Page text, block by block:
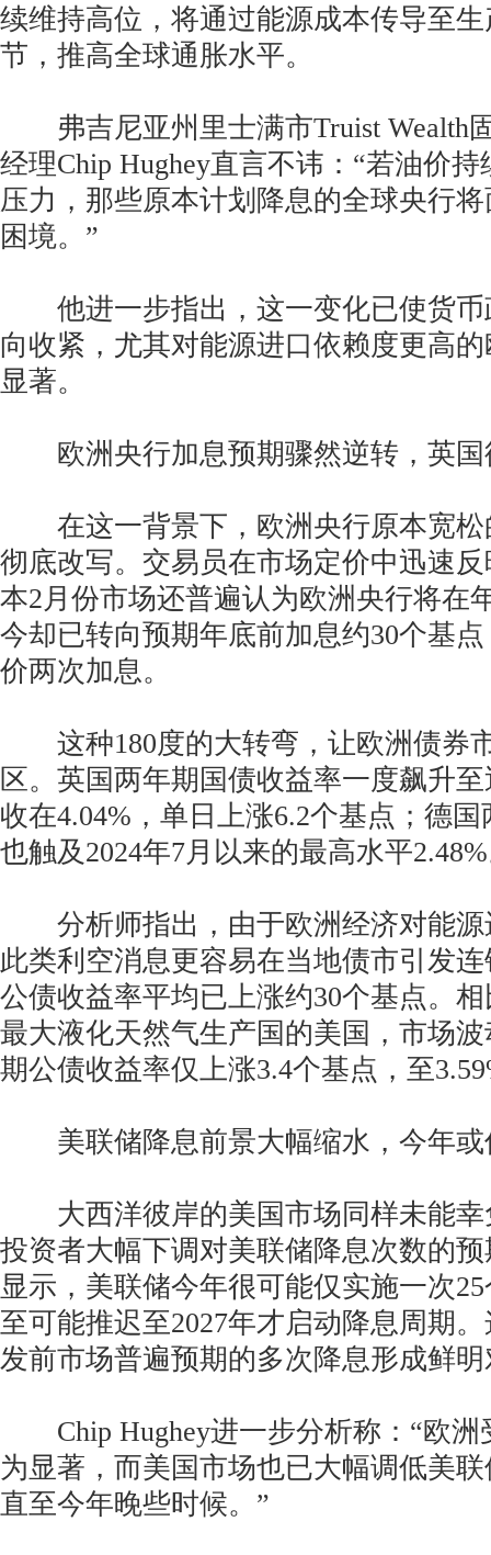
续维持高位，将通过能源成本传导至
节，推高全球通胀水平。
弗吉尼亚州里士满市Truist Wealth
经理Chip Hughey直言不讳：“若油价
压力，那些原本计划降息的全球央行
困境。”
他进一步指出，这一变化已使货币
向收紧，尤其对能源进口依赖度更高
显著。
欧洲央行加息预期骤然逆转，英国
在这一背景下，欧洲央行原本宽松
彻底改写。交易员在市场定价中迅速
本2月份市场还普遍认为欧洲央行将在
今却已转向预期年底前加息约30个基
价两次加息。
这种180度的大转弯，让欧洲债券
区。英国两年期国债收益率一度飙升
收在4.04%，单日上涨6.2个基点；德
也触及2024年7月以来的最高水平
分析师指出，由于欧洲经济对能源
此类利空消息更容易在当地债市引发
公债收益率平均已上涨约30个基点。
最大液化天然气生产国的美国，市场
期公债收益率仅上涨3.4个基点，至
美联储降息前景大幅缩水，今年或
大西洋彼岸的美国市场同样未能幸
投资者大幅下调对美联储降息次数的
显示，美联储今年很可能仅实施一次
至可能推迟至2027年才启动降息周期
发前市场普遍预期的多次降息形成鲜
Chip Hughey进一步分析称：“欧洲
为显著，而美国市场也已大幅调低美
直至今年晚些时候。”